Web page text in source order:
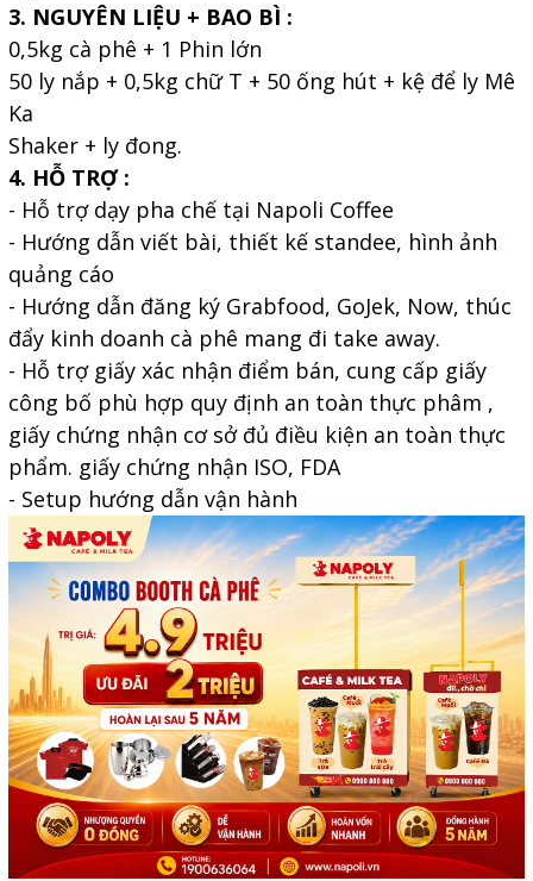
3. NGUYÊN LIỆU + BAO BÌ :
0,5kg cà phê + 1 Phin lớn
50 ly nắp + 0,5kg chữ T + 50 ống hút + kệ để ly Mê
Ka
Shaker + ly đong.
4. HỖ TRỢ :
- Hỗ trợ dạy pha chế tại Napoli Coffee
- Hướng dẫn viết bài, thiết kế standee, hình ảnh
quảng cáo
- Hướng dẫn đăng ký Grabfood, GoJek, Now, thúc
đẩy kinh doanh cà phê mang đi take away.
- Hỗ trợ giấy xác nhận điểm bán, cung cấp giấy
công bố phù hợp quy định an toàn thực phâm ,
giấy chứng nhận cơ sở đủ điều kiện an toàn thực
phẩm. giấy chứng nhận ISO, FDA
- Setup hướng dẫn vận hành